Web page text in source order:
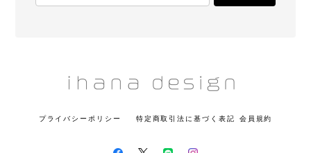
プライバシーポリシー 特定商取引法に基づく表記 会員規約